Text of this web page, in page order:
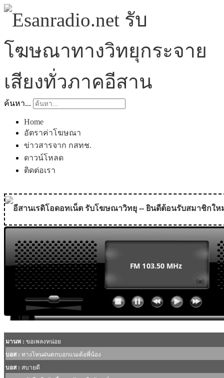
ค้นหา...
Home
อัตราค่าโฆษณา
ข่าวสารจาก กสทช.
ดาวน์โหลด
ติดต่อเรา
อีสานเรดิโอดอทเน็ต รับโฆษณาวิทยุ -- ยินดีต้อนรับสมาชิกใหม่
MODULE SBAHJAOUI YOUTUBE
MODULE SBAHJAOUI MEMORY GAME
MODULE SBAHJAOUI ACCORDION MENU